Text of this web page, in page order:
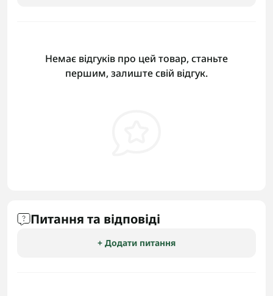
Немає відгуків про цей товар, станьте
першим, залиште свій відгук.
Питання та відповіді
+ Додати питання